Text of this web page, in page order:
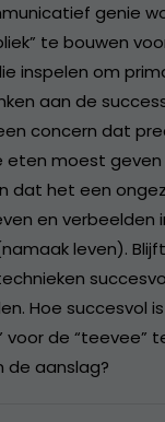
genie
te bouwen
inspelen om
aan de
concern dat
eten moest geven
dat het een
en verbeelden
leven).
Hoe succesvol
voor de “teevee”
de aanslag?